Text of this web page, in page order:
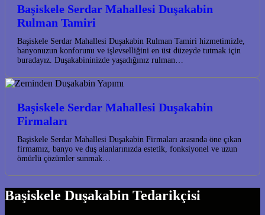
Başiskele Serdar Mahallesi Duşakabin
Rulman Tamiri
Başiskele Serdar Mahallesi Duşakabin Rulman Tamiri hizmetimizle,
banyonuzun konforunu ve işlevselliğini en üst düzeyde tutmak için
buradayız. Duşakabininizde yaşadığınız rulman…
Başiskele Serdar Mahallesi Duşakabin
Firmaları
Başiskele Serdar Mahallesi Duşakabin Firmaları arasında öne çıkan
firmamız, banyo ve duş alanlarınızda estetik, fonksiyonel ve uzun
ömürlü çözümler sunmak…
Başiskele Duşakabin Tedarikçisi